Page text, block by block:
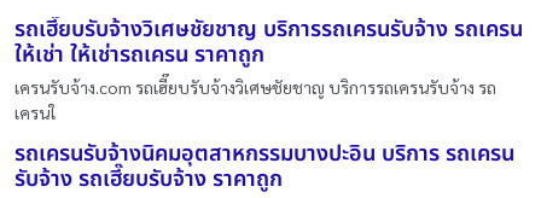
รถเฮี๊ยบรับจ้างวิเศษชัยชาญ บริการรถเครนรับจ้าง รถเครน
ให้เช่า ให้เช่ารถเครน ราคาถูก
เครนรับจ้าง.com รถเฮี๊ยบรับจ้างวิเศษชัยชาญ บริการรถเครนรับจ้าง รถ
เครนใ
รถเครนรับจ้างนิคมอุตสาหกรรมบางปะอิน บริการ รถเครน
รับจ้าง รถเฮี๊ยบรับจ้าง ราคาถูก